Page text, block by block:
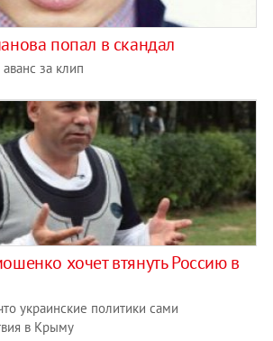
попал в скандал
за клип
хочет втянуть Россию в
украинские политики сами
в Крыму